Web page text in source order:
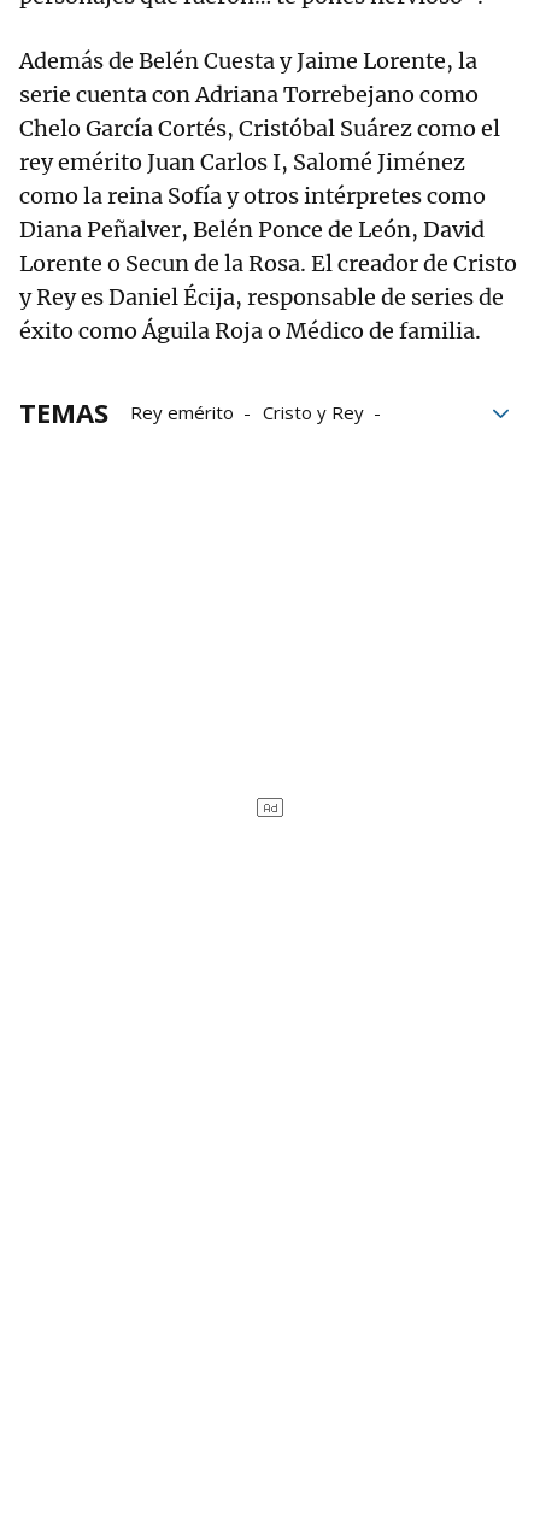
Además de Belén Cuesta y Jaime Lorente, la
serie cuenta con Adriana Torrebejano como
Chelo García Cortés, Cristóbal Suárez como el
rey emérito Juan Carlos I, Salomé Jiménez
como la reina Sofía y otros intérpretes como
Diana Peñalver, Belén Ponce de León, David
Lorente o Secun de la Rosa. El creador de Cristo
y Rey es Daniel Écija, responsable de series de
éxito como Águila Roja o Médico de familia.
TEMAS Rey emérito
Cristo y Rey